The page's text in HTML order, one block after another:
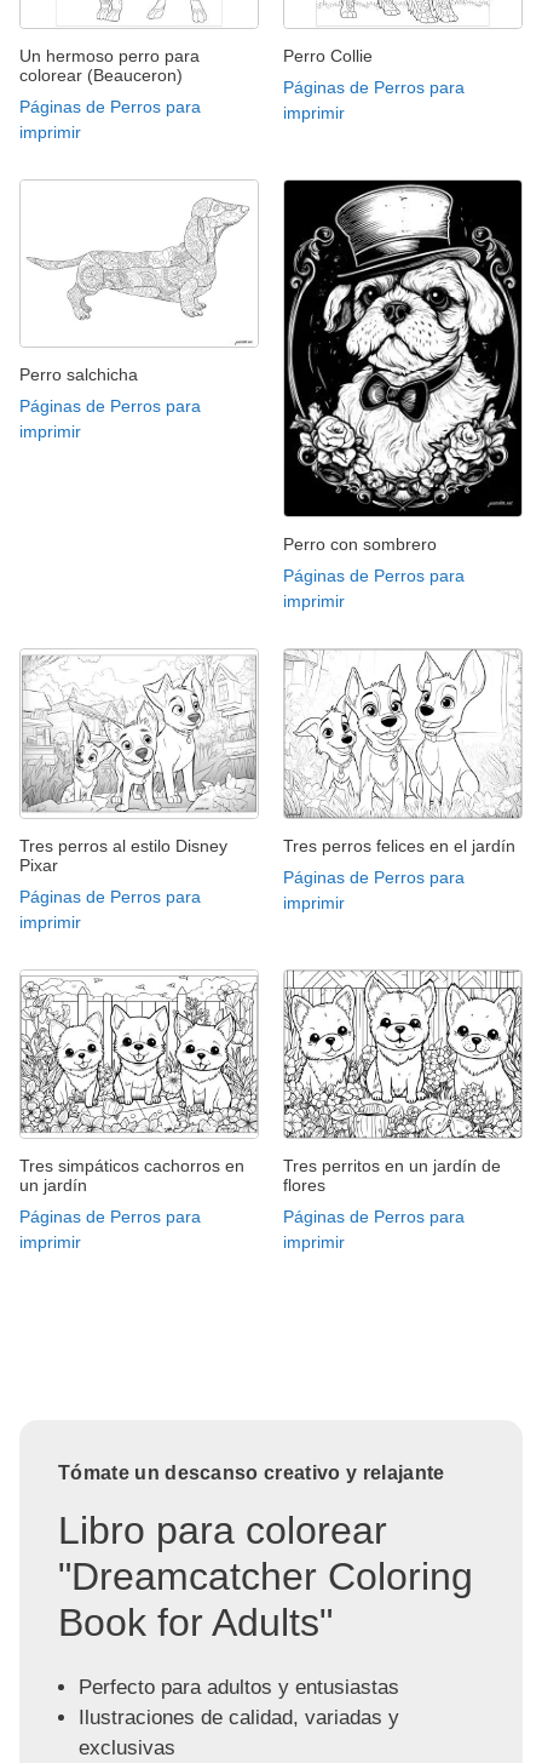
Un hermoso perro para
colorear (Beauceron)
Páginas de Perros para
imprimir
Perro Collie
Páginas de Perros para
imprimir
Perro salchicha
Páginas de Perros para
imprimir
Perro con sombrero
Páginas de Perros para
imprimir
Tres perros al estilo Disney
Pixar
Páginas de Perros para
imprimir
Tres perros felices en el jardín
Páginas de Perros para
imprimir
Tres simpáticos cachorros en
un jardín
Páginas de Perros para
imprimir
Tres perritos en un jardín de
flores
Páginas de Perros para
imprimir
Tómate un descanso creativo y relajante
Libro para colorear
"Dreamcatcher Coloring
Book for Adults"
Perfecto para adultos y entusiastas
Ilustraciones de calidad, variadas y
exclusivas